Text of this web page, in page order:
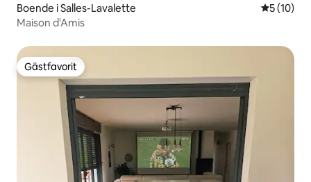
Boende i Salles-Lavalette 5 av 5 i
5 (10)
Maison d'Amis
Gästfavorit
Gästfavorit